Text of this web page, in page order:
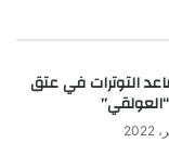
التوترات في عتق